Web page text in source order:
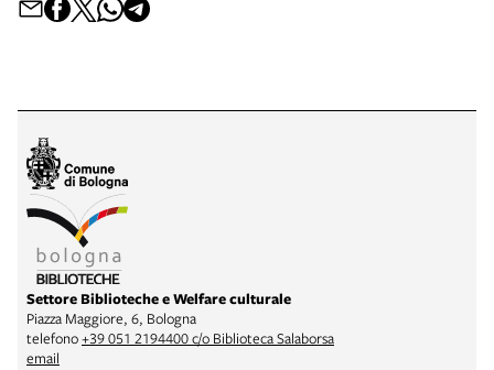
Settore Biblioteche e Welfare culturale
Piazza Maggiore, 6, Bologna
telefono+39 051 2194400 c/o Biblioteca Salaborsa
email